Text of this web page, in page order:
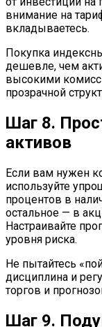
внимание на
вкладываетесь.
Покупка
дешевле, чем
высокими
прозрачной
Шаг 8.
активов
Если вам нужен
используйте
процентов в
остальное — в
Настраивайте
уровня риска.
Не пытайтесь
дисциплина и
торгов и
Шаг 9.